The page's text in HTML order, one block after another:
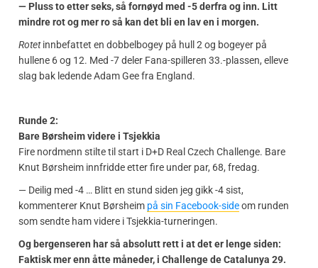
— Pluss to etter seks, så fornøyd med -5 derfra og inn. Litt
mindre rot og mer ro så kan det bli en lav en i morgen.
Rotetinnbefattet en dobbelbogey på hull 2 og bogeyer på
hullene 6 og 12. Med -7 deler Fana-spilleren 33.-plassen, elleve
slag bak ledende Adam Gee fra England.
Runde 2:
Bare Børsheim videre i Tsjekkia
Fire nordmenn stilte til start i D+D Real Czech Challenge. Bare
Knut Børsheim innfridde etter fire under par, 68, fredag.
— Deilig med -4 … Blitt en stund siden jeg gikk -4 sist,
kommenterer Knut Børsheim på sin Facebook-sideom runden
som sendte ham videre i Tsjekkia-turneringen.
Og bergenseren har så absolutt rett i at det er lenge siden:
Faktisk mer enn åtte måneder, i Challenge de Catalunya 29.